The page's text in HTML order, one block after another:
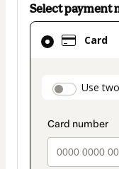
Select payment
Card
Use
Card
selected
method